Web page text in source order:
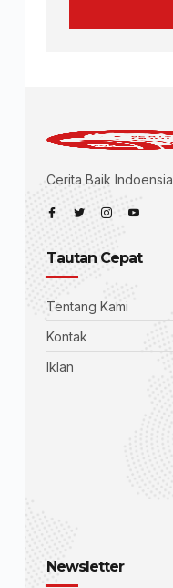
Cerita Baik Indoensia
Tautan Cepat
Tentang Kami
Kontak
Iklan
Newsletter